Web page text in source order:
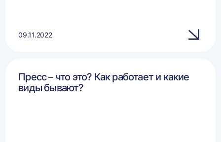
09.11.2022
Пресс – что это? Как работает и какие
виды бывают?